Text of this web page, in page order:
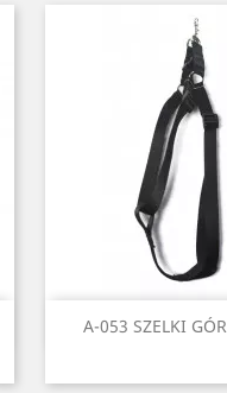
A-053 SZELKI
Szybki